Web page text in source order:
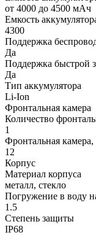
от 4000 до 4500 мАч
Емкость
4300
Поддержка
Да
Поддержка быстрой
Да
Тип аккумулятора
Li-Ion
Фронтальная камера
Количество
1
Фронтальная
12
Корпус
Материал корпуса
металл, стекло
Погружение в воду
1.5
Степень защиты
IP68